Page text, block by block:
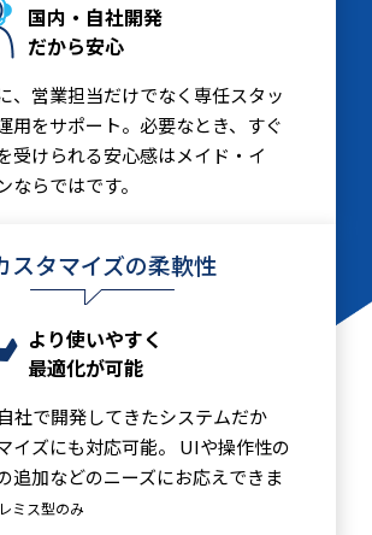
国内・自社開発
だから安心
、営業担当だけでなく専任スタッ
用をサポート。必要なとき、すぐ
受けられる安心感はメイド・イ
ならではです。
スタマイズの柔軟性
より使いやすく
最適化が可能
社で開発してきたシステムだか
イズにも対応可能。 UIや操作性の
追加などのニーズにお応えできま
ミス型のみ